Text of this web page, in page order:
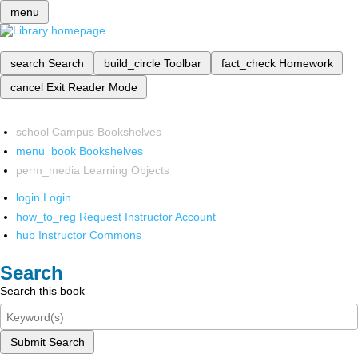
menu
search Search build_circle Toolbar fact_check Homework
cancel Exit Reader Mode
school Campus Bookshelves
menu_book Bookshelves
perm_media Learning Objects
login Login
how_to_reg Request Instructor Account
hub Instructor Commons
Search
Search this book
Submit Search